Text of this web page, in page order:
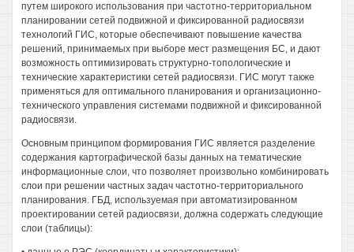
путем широкого использования при частотно-территориальном
планировании сетей подвижной и фиксированной радиосвязи
технологий ГИС, которые обеспечивают повышение качества
решений, принимаемых при выборе мест размещения БС, и дают
возможность оптимизировать структурно-топологические и
технические характеристики сетей радиосвязи. ГИС могут также
применяться для оптимального планирования и организационно-
технического управления системами подвижной и фиксированной
радиосвязи.
Основным принципом формирования ГИС является разделение
содержания картографической базы данных на тематические
информационные слои, что позволяет произвольно комбинировать
слои при решении частных задач частотно-территориального
планирования. ГБД, используемая при автоматизированном
проектировании сетей радиосвязи, должна содержать следующие
слои (таблицы):